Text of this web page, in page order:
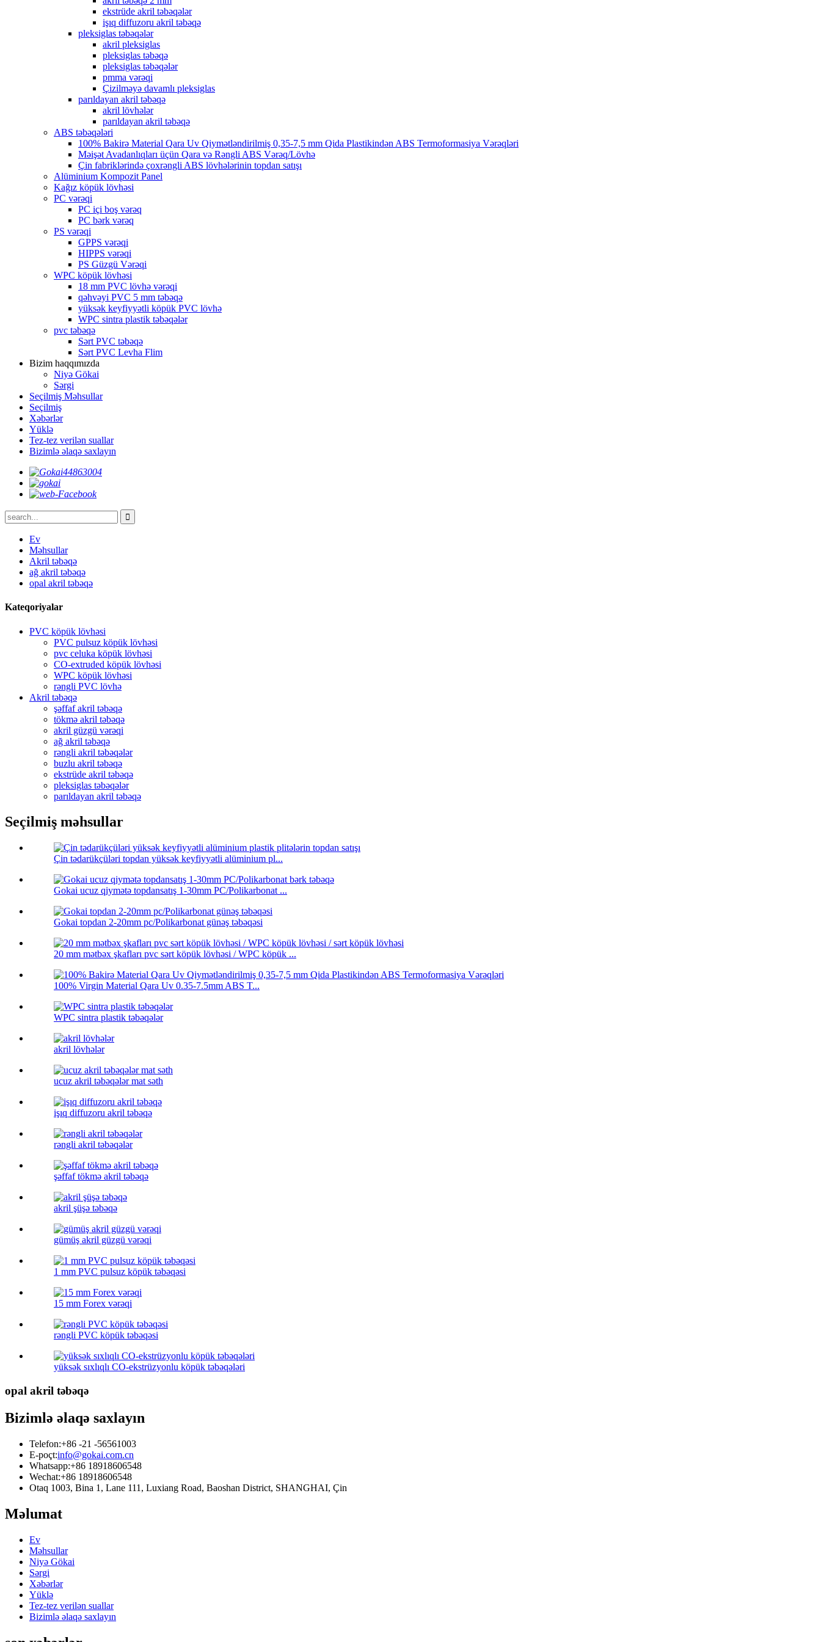
ekstrüde akril təbəqələr
işıq diffuzoru akril təbəqə
pleksiglas təbəqələr
akril pleksiglas
pleksiglas təbəqə
pleksiglas təbəqələr
pmma vərəqi
Çizilməyə davamlı pleksiglas
parıldayan akril təbəqə
akril lövhələr
parıldayan akril təbəqə
ABS təbəqələri
100% Bakirə Material Qara Uv Qiymətləndirilmiş 0,35-7,5 mm Qida Plastikindən ABS Termoformasiya Vərəqləri
Məişət Avadanlıqları üçün Qara və Rəngli ABS Vərəq/Lövhə
Çin fabriklərində çoxrəngli ABS lövhələrinin topdan satışı
Alüminium Kompozit Panel
Kağız köpük lövhəsi
PC vərəqi
PC içi boş vərəq
PC bərk vərəq
PS vərəqi
GPPS vərəqi
HIPPS vərəqi
PS Güzgü Vərəqi
WPC köpük lövhəsi
18 mm PVC lövhə vərəqi
qəhvəyi PVC 5 mm təbəqə
yüksək keyfiyyətli köpük PVC lövhə
WPC sintra plastik təbəqələr
pvc təbəqə
Sərt PVC təbəqə
Sərt PVC Levha Flim
Bizim haqqımızda
Niyə Gökai
Sərgi
Seçilmiş Məhsullar
Seçilmiş
Xəbərlər
Yüklə
Tez-tez verilən suallar
Bizimlə əlaqə saxlayın
Ev
Məhsullar
Akril təbəqə
ağ akril təbəqə
opal akril təbəqə
Kateqoriyalar
PVC köpük lövhəsi
PVC pulsuz köpük lövhəsi
pvc celuka köpük lövhəsi
CO-extruded köpük lövhəsi
WPC köpük lövhəsi
rəngli PVC lövhə
Akril təbəqə
şəffaf akril təbəqə
tökmə akril təbəqə
akril güzgü vərəqi
ağ akril təbəqə
rəngli akril təbəqələr
buzlu akril təbəqə
ekstrüde akril təbəqə
pleksiglas təbəqələr
parıldayan akril təbəqə
Seçilmiş məhsullar
Çin tədarükçüləri topdan yüksək keyfiyyətli alüminium pl...
Gokai ucuz qiymətə topdansatış 1-30mm PC/Polikarbonat ...
Gokai topdan 2-20mm pc/Polikarbonat günəş təbəqəsi
20 mm mətbəx şkafları pvc sərt köpük lövhəsi / WPC köpük ...
100% Virgin Material Qara Uv 0.35-7.5mm ABS T...
WPC sintra plastik təbəqələr
akril lövhələr
ucuz akril təbəqələr mat səth
işıq diffuzoru akril təbəqə
rəngli akril təbəqələr
şəffaf tökmə akril təbəqə
akril şüşə təbəqə
gümüş akril güzgü vərəqi
1 mm PVC pulsuz köpük təbəqəsi
15 mm Forex vərəqi
rəngli PVC köpük təbəqəsi
yüksək sıxlıqlı CO-ekstrüzyonlu köpük təbəqələri
opal akril təbəqə
Bizimlə əlaqə saxlayın
Telefon:+86 -21 -56561003
E-poçt:info@gokai.com.cn
Whatsapp:+86 18918606548
Wechat:+86 18918606548
Otaq 1003, Bina 1, Lane 111, Luxiang Road, Baoshan District, SHANGHAI, Çin
Məlumat
Ev
Məhsullar
Niyə Gökai
Sərgi
Xəbərlər
Yüklə
Tez-tez verilən suallar
Bizimlə əlaqə saxlayın